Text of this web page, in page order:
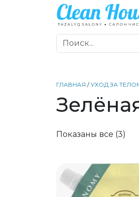
ГЛАВНАЯ /УХОД ЗА
Показаны все (3)